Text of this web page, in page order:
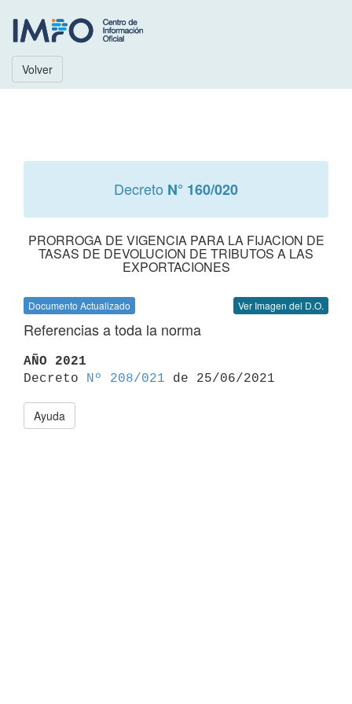
Volver
Decreto N° 160/020
PRORROGA DE VIGENCIA PARA LA FIJACION DE
TASAS DE DEVOLUCION DE TRIBUTOS A LAS
EXPORTACIONES
Documento Actualizado Ver Imagen del D.O.
Referencias a toda la norma
AÑO 2021
Decreto
Nº 208/021
Ayuda